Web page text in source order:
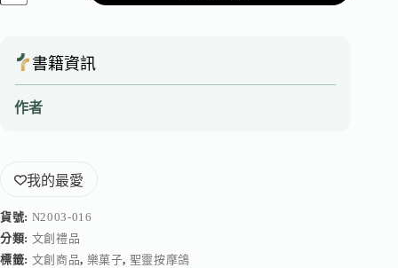
書籍資訊
作者
我的最愛
貨號: N2003-016
分類: 文創禮品
標籤: 文創商品, 樂菓子, 聖靈按摩鴿